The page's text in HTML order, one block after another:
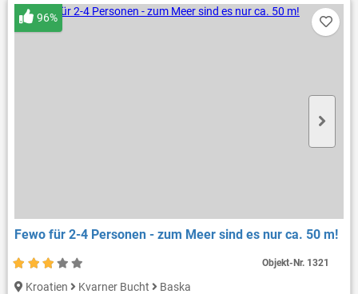
Fewo für 2-4 Personen - zum Meer sind es nur ca. 50 m!
96%
Kroatien Kvarner Bucht
Baska
Objekt-Nr. 1321